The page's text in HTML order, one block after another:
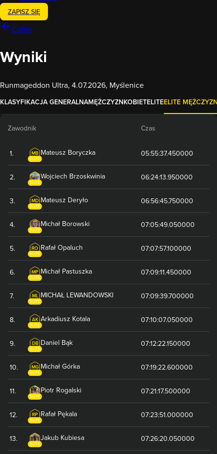
ZAPISZ SIĘ
Cofnij
Wyniki
Runmageddon Ultra, 4.07.2026, Myślenice
KLASYFIKACJA GENERALNAMĘŻCZYZNKOBIETELITEELITE
Zawodnik Czas
1. MB
ELITE
Mateusz Boryczka 05:55:37.450000
2.
ELITE
Wojciech Brzoskwinia 06:24:13.950000
3. MD
ELITE
Mateusz Deryło 06:56:45.750000
4.
ELITE
Michał Borowski 07:05:49.050000
5. RO
ELITE
Rafał Opaluch 07:07:57.100000
6. MP
ELITE
Michał Pastuszka 07:09:11.450000
7. ML
ELITE
MICHAŁ LEWANDOWSKI 07:09:39.700000
8. AK
ELITE
Arkadiusz Kotala 07:10:07.050000
9. DB
ELITE
Daniel Bąk 07:12:22.150000
10. MG
ELITE
Michał Górka 07:19:22.600000
11.
ELITE
Piotr Rogalski 07:21:17.500000
12. RP
ELITE
Rafał Pękala 07:23:51.000000
13.
ELITE
Jakub Kubiesa 07:26:20.050000